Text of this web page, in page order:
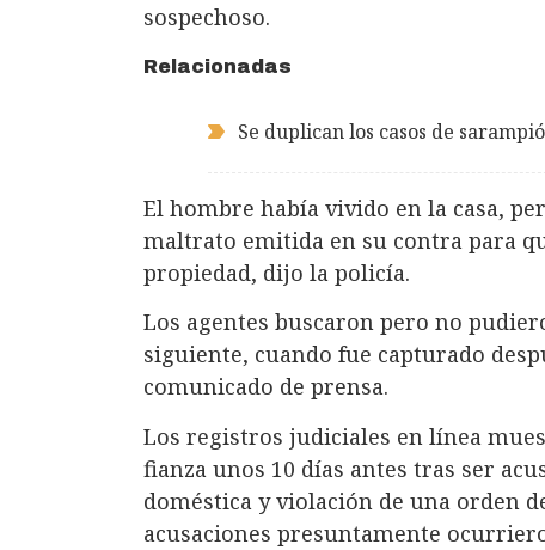
sospechoso.
Relacionadas
Se duplican los casos de
El hombre había vivido en la casa,
maltrato emitida en su contra para
propiedad, dijo la policía.
Los agentes buscaron pero no
siguiente, cuando fue capturado
comunicado de prensa.
Los registros judiciales en línea
fianza unos 10 días antes tras ser
doméstica y violación de una orden
acusaciones presuntamente